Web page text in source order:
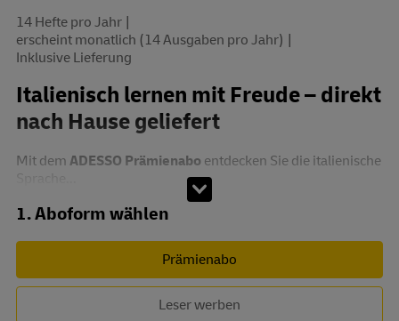
14 Hefte pro Jahr
erscheint monatlich (14 Ausgaben pro Jahr)
Inklusive Lieferung
Italienisch lernen mit Freude – direkt
nach Hause geliefert
Mit dem ADESSO Prämienabo entdecken Sie die italienische
Abo zusammenstellen
1. Aboform wählen
Prämienabo
Leser werben